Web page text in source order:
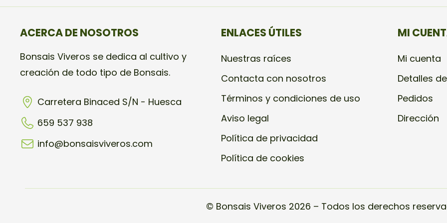
ACERCA DE NOSOTROS
Bonsais Viveros se dedica al cultivo y
creación de todo tipo de Bonsais.
Carretera Binaced S/N - Huesca
659 537 938
info@bonsaisviveros.com
ENLACES ÚTILES
Nuestras raíces
Contacta con nosotros
Términos y condiciones de uso
Aviso legal
Política de privacidad
Política de cookies
MI
Mi cuenta
Detalles
Pedidos
Dirección
© Bonsais Viveros 2026 – Todos los derechos